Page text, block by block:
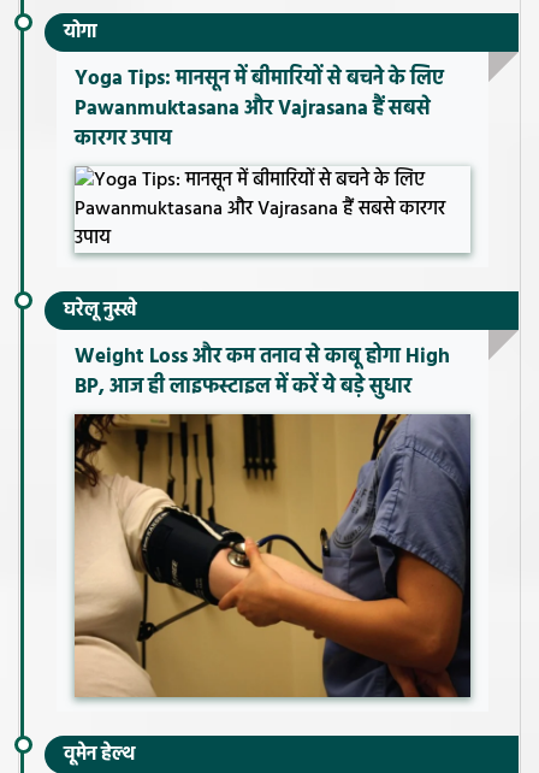
योगा
Yoga Tips: मानसून में बीमारियों से बचने के लिए
Pawanmuktasana और Vajrasana हैं सबसे
कारगर उपाय
घरेलू नुस्खे
Weight Loss और कम तनाव से काबू होगा High
BP, आज ही लाइफस्टाइल में करें ये बड़े सुधार
वूमेन हेल्थ